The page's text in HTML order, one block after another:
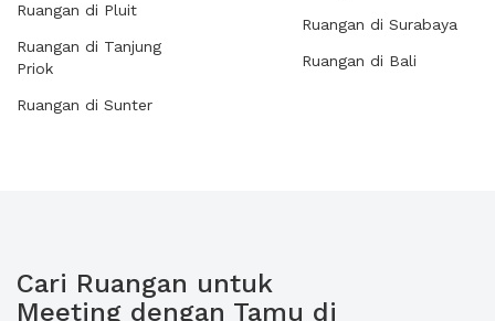
Ruangan di Pluit
Ruangan di Tanjung
Priok
Ruangan di Sunter
Ruangan di Surabaya
Ruangan di Bali
Cari Ruangan untuk
Meeting dengan Tamu di